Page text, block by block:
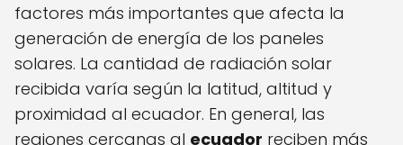
factores más importantes que afecta la
generación de energía de los paneles
solares. La cantidad de radiación solar
recibida varía según la latitud, altitud y
proximidad al ecuador. En general, las
regiones cercanas al ecuador reciben más